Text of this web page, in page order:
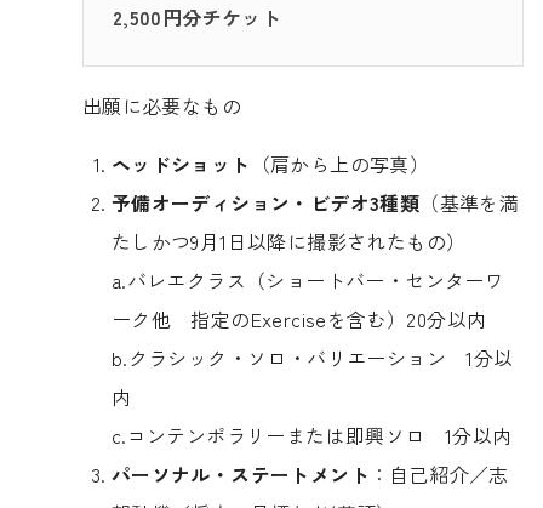
2,500円分チケット
出願に必要なもの
ヘッドショット （肩から上の写真）
予備オーディション・ビデオ3種類 （基準を満
たしかつ9月1日以降に撮影されたもの）
a.バレエクラス（ショートバー・センターワ
ーク他 指定のExerciseを含む）20分以内
b.クラシック・ソロ・バリエーション 1分以
内
c.コンテンポラリーまたは即興ソロ 1分以内
パーソナル・ステートメント ：自己紹介／志